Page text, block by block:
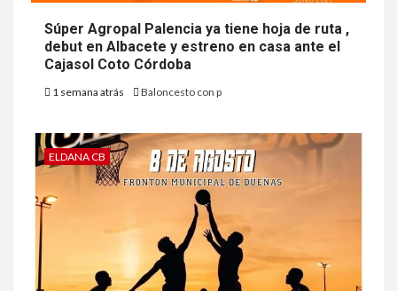
Súper Agropal Palencia ya tiene hoja de ruta ,
debut en Albacete y estreno en casa ante el
Cajasol Coto Córdoba
1 semana atrás Baloncesto con p
ELDANA CB